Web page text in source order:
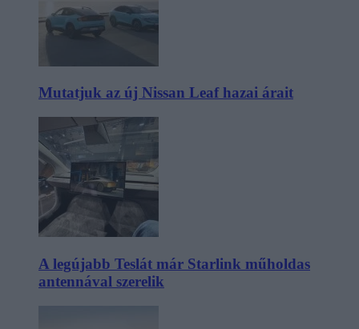
Mutatjuk az új Nissan Leaf hazai árait
A legújabb Teslát már Starlink műholdas
antennával szerelik